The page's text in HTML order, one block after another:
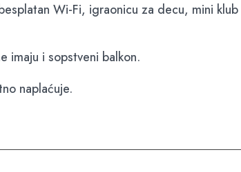
Wi-Fi, igraonicu za decu, mini
imaju i sopstveni balkon.
naplaćuje.